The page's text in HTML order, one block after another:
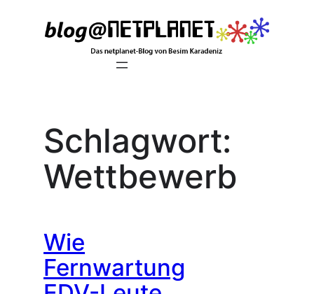
Schlagwort:
Wettbewerb
Wie
Fernwartung